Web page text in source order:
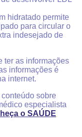
hidratado permite
para circular o
indesejado de
ter as informações
informações é
internet.
sobre
especialista
o SAÚDE